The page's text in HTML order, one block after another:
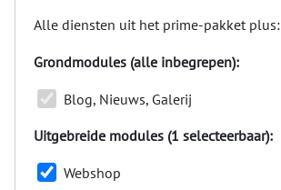
Alle diensten uit het prime-pakket plus:
Grondmodules (alle inbegrepen):
Blog, Nieuws, Galerij
Uitgebreide modules (1 selecteerbaar):
Webshop